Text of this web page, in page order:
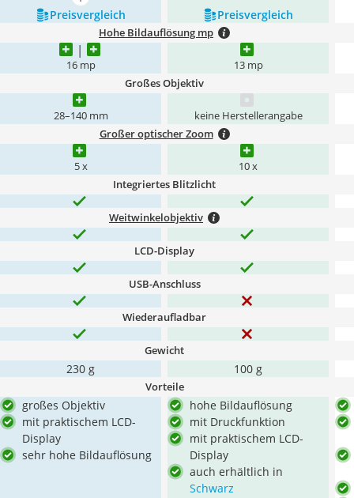
Preis­vergleich
Preis­vergleich
Hohe Bildauflösung mp
16 mp 13 mp
Großes Objektiv
28–140 mm keine Herstellerangabe
Großer optischer Zoom
5 x 10 x
Integriertes Blitzlicht
Weitwinkelobjektiv
LCD-Display
USB-Anschluss
Wiederaufladbar
Gewicht
230 g 100 g
Vorteile
großes Objektiv
mit praktischem LCD-
Display
sehr hohe Bildauflösung
hohe Bildauflösung
mit Druckfunktion
mit praktischem LCD-
Display
auch erhältlich in
Schwarz